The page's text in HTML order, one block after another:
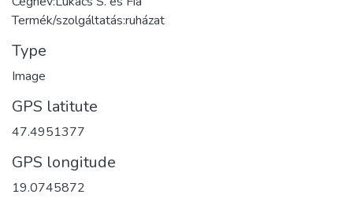
Termék/szolgáltatás:ruházat
Type
Image
GPS latitute
47.4951377
GPS longitude
19.0745872